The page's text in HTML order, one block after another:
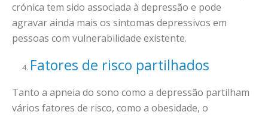
crónica tem sido associada à depressão e pode
agravar ainda mais os sintomas depressivos em
pessoas com vulnerabilidade existente.
Fatores de risco partilhados
Tanto a apneia do sono como a depressão partilham
vários fatores de risco, como a obesidade, o